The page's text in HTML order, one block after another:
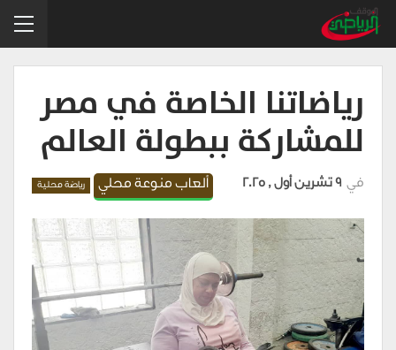
رياضاتنا الخاصة في مصر
للمشاركة ببطولة العالم
ألعاب منوعة محلي رياضة محلية في 9 تشرين أول , 2025